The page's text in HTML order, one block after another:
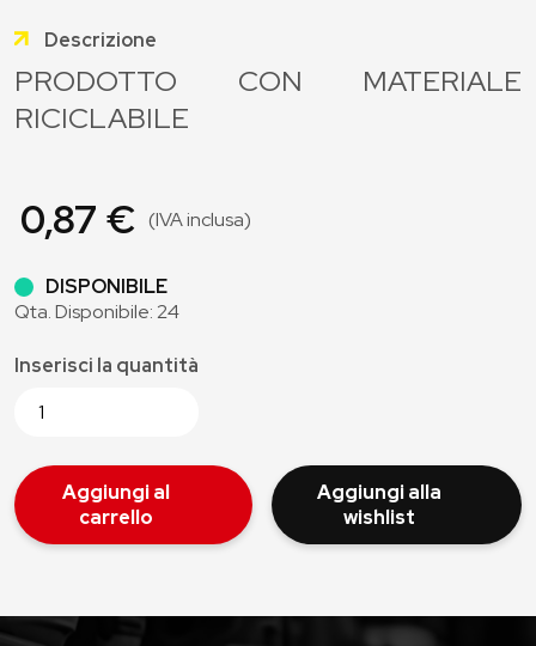
Descrizione
PRODOTTO CON MATERIALE
RICICLABILE
0,87 € (IVA inclusa)
DISPONIBILE
Qta. Disponibile: 24
Inserisci la quantità
Aggiungi al
carrello
Aggiungi alla
wishlist